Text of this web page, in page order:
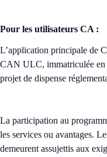
Pour les utilisateurs CA :
L’application principale de
CAN ULC, immatriculée en
projet de dispense
La participation au
les services ou avantages.
demeurent assujettis aux